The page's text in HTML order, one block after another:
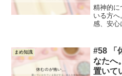
精神的に
いる方
感、安心
まめ知識
#58 「
なたへ。
置いて